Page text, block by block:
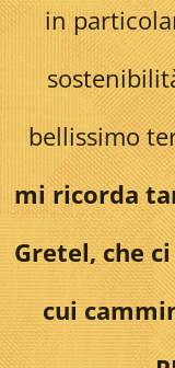
in
bellissimo
mi ricorda
Gretel, che
cui